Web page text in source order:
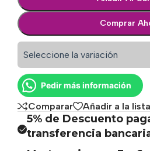
Comprar
Seleccione la variación
Pedir más información
Comparar Añadir a la
5% de Descuento
transferencia